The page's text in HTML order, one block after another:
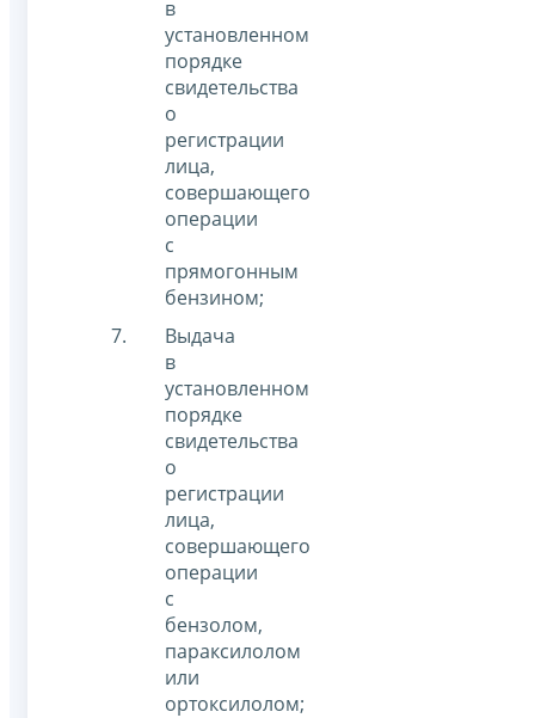
в
установленном
порядке
свидетельства
о
регистрации
лица,
совершающего
операции
с
прямогонным
бензином;
Выдача
в
установленном
порядке
свидетельства
о
регистрации
лица,
совершающего
операции
с
бензолом,
параксилолом
или
ортоксилолом;